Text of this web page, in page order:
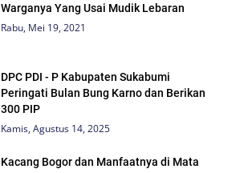
Warganya Yang Usai Mudik Lebaran
Rabu, Mei 19, 2021
DPC PDI - P Kabupaten Sukabumi
Peringati Bulan Bung Karno dan Berikan
300 PIP
Kamis, Agustus 14, 2025
Kacang Bogor dan Manfaatnya di Mata